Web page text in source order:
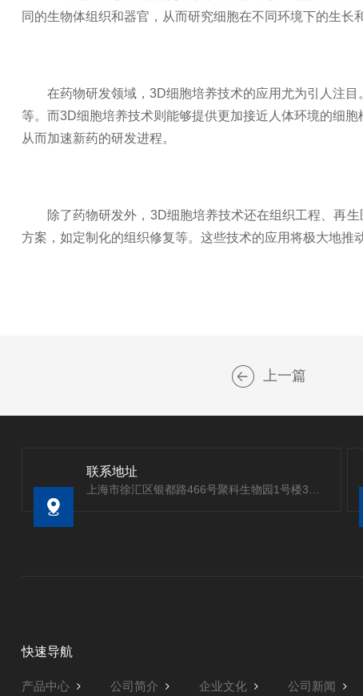
同的生物体组织和器官，从而研究细胞在不同环境下的生
在药物研发领域，3D细胞培养技术的应用尤为引人注目
等。而3D细胞培养技术则能够提供更加接近人体环境的细
从而加速新药的研发进程。
除了药物研发外，3D细胞培养技术还在组织工程、再生
方案，如定制化的组织修复等。这些技术的应用将极大地推
上一篇
联系地址
快速导航
产品中心 公司简介 企业文化 公司新闻